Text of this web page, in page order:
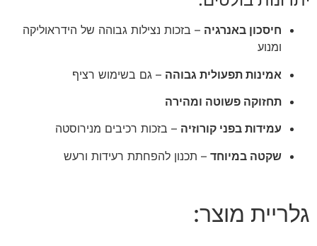
חיסכון באנרגיה – בזכות נצילות גבוהה של הידראוליקה
ומנוע
אמינות תפעולית גבוהה – גם בשימוש רציף
תחזוקה פשוטה ומהירה
עמידות בפני קורוזיה – בזכות רכיבים מנירוסטה
שקטה במיוחד – תכנון להפחתת רעידות ורעש
גלריית מוצר: